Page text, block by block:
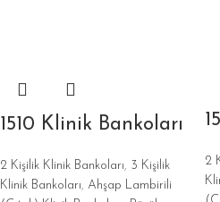
1510 Klinik Bankoları
2 Kişilik Klinik Bankoları, 3 Kişilik
Klinik Bankoları, Ahşap Lambirili
2